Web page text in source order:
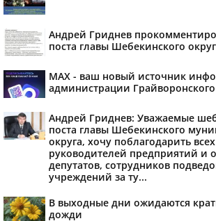
Андрей Гриднев
поста главы Шебекинского
MAX - ваш новый источник
администрации Грайворонского
Андрей Гриднев: Уважаемые
поста главы Шебекинского
округа, хочу поблагодарить
руководителей предприятий и
депутатов, сотрудников
учреждений за ту...
В выходные дни ожидаются
дожди